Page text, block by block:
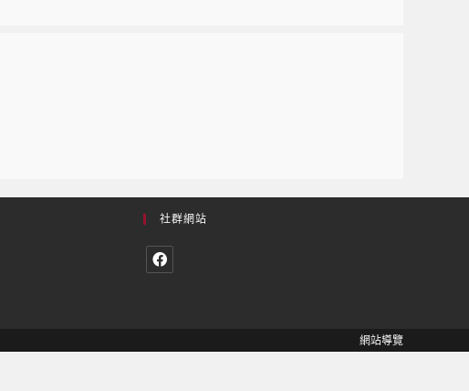
社群網站
網站導覽